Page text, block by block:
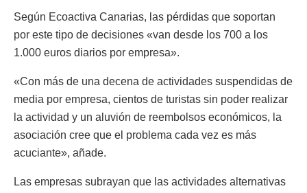
Según Ecoactiva Canarias, las pérdidas que soportan
por este tipo de decisiones «van desde los 700 a los
1.000 euros diarios por empresa».
«Con más de una decena de actividades suspendidas de
media por empresa, cientos de turistas sin poder realizar
la actividad y un aluvión de reembolsos económicos, la
asociación cree que el problema cada vez es más
acuciante», añade.
Las empresas subrayan que las actividades alternativas